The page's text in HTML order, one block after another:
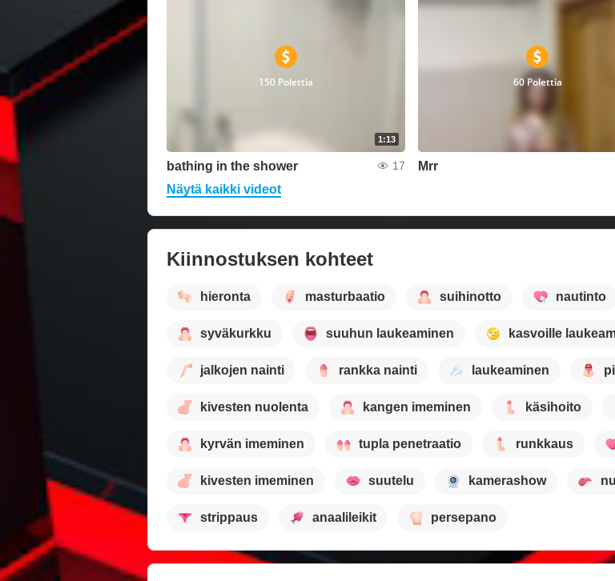
1:13
150 Polettia
bathing in the shower 17
60 Polettia
Mrr
Näytä kaikki videot
Kiinnostuksen kohteet
hieronta masturbaatio suihinotto nautinto
syväkurkku suuhun laukeaminen kasvoille
jalkojen nainti rankka nainti laukeaminen
kivesten nuolenta kangen imeminen käsihoito
kyrvän imeminen tupla penetraatio runkkaus
kivesten imeminen suutelu kamerashow
strippaus anaalileikit persepano